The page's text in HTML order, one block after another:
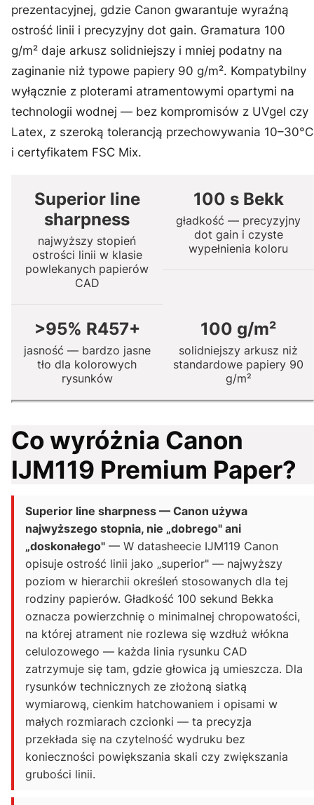
prezentacyjnej, gdzie Canon gwarantuje wyraźną
ostrość linii i precyzyjny dot gain. Gramatura 100
g/m² daje arkusz solidniejszy i mniej podatny na
zaginanie niż typowe papiery 90 g/m². Kompatybilny
wyłącznie z ploterami atramentowymi opartymi na
technologii wodnej — bez kompromisów z UVgel czy
Latex, z szeroką tolerancją przechowywania 10–30°C
i certyfikatem FSC Mix.
Superior line
sharpness
najwyższy stopień
ostrości linii w klasie
powlekanych papierów
CAD
100 s Bekk
gładkość — precyzyjny
dot gain i czyste
wypełnienia koloru
>95% R457+
jasność — bardzo jasne
tło dla kolorowych
rysunków
100 g/m²
solidniejszy arkusz niż
standardowe papiery 90
g/m²
Co wyróżnia Canon
IJM119 Premium Paper?
Superior line sharpness — Canon używa
najwyższego stopnia, nie „dobrego" ani
„doskonałego" — W datasheecie IJM119 Canon
opisuje ostrość linii jako „superior" — najwyższy
poziom w hierarchii określeń stosowanych dla tej
rodziny papierów. Gładkość 100 sekund Bekka
oznacza powierzchnię o minimalnej chropowatości,
na której atrament nie rozlewa się wzdłuż włókna
celulozowego — każda linia rysunku CAD
zatrzymuje się tam, gdzie głowica ją umieszcza. Dla
rysunków technicznych ze złożoną siatką
wymiarową, cienkim hatchowaniem i opisami w
małych rozmiarach czcionki — ta precyzja
przekłada się na czytelność wydruku bez
konieczności powiększania skali czy zwiększania
grubości linii.